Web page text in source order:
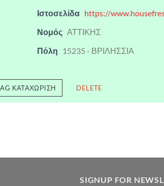
Ιστοσελίδα https://
Νομός ΑΤΤΙΚΗΣ
Πόλη
15235 - ΒΡΙΛΗΣΣΙΑ
ΚΑΤΑΧΏΡΙΣΗ DELETE
SIGNUP FOR